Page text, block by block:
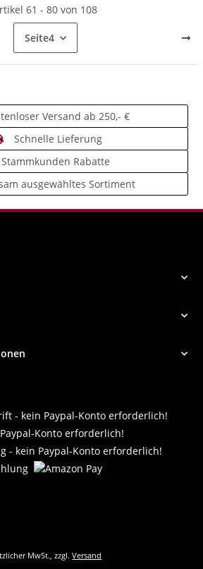
61 - 80 von 108
Seite4
Versand ab 250,- €
Schnelle Lieferung
Stammkunden Rabatte
ausgewähltes Sortiment
MwSt., zzgl.Versand